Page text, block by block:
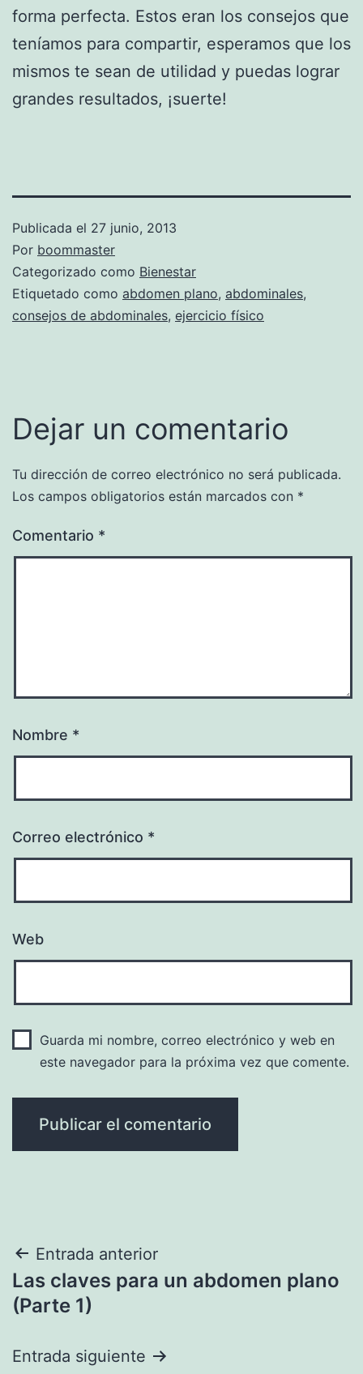
forma perfecta. Estos eran los consejos que
teníamos para compartir, esperamos que los
mismos te sean de utilidad y puedas lograr
grandes resultados, ¡suerte!
Publicada el 27 junio, 2013
Por boommaster
Categorizado como Bienestar
Etiquetado como abdomen plano, abdominales,
consejos de abdominales, ejercicio físico
Dejar un comentario
Tu dirección de correo electrónico no será publicada.
Los campos obligatorios están marcados con *
Comentario *
Nombre *
Correo electrónico *
Web
Guarda mi nombre, correo electrónico y web en
este navegador para la próxima vez que comente.
Navegación
de
Entrada anterior
Las claves para un abdomen plano
(Parte 1)
Entrada siguiente